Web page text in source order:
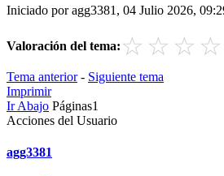
Iniciado por agg3381, 04 Julio 2026,
Valoración del tema: ☆ ☆ ☆ ☆
Tema anterior- Siguiente tema
Imprimir
Ir Abajo Páginas1
Acciones del Usuario
agg3381